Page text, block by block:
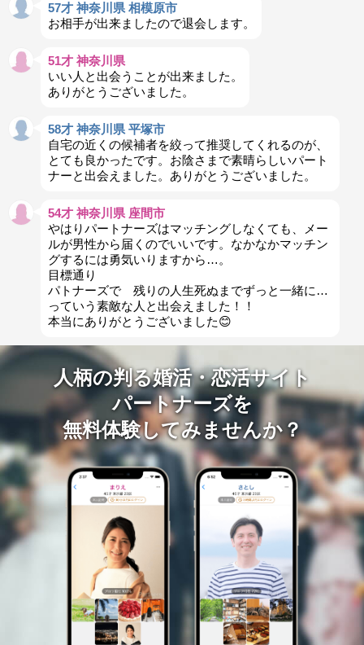
57才 神奈川県 相模原市
お相手が出来ましたので退会します。
51才 神奈川県
いい人と出会うことが出来ました。
ありがとうございました。
58才 神奈川県 平塚市
自宅の近くの候補者を絞って推奨してくれるのが、
とても良かったです。お陰さまで素晴らしいパート
ナーと出会えました。ありがとうございました。
54才 神奈川県 座間市
やはりパートナーズはマッチングしなくても、メー
ルが男性から届くのでいいです。なかなかマッチン
グするには勇気いりますから…。
目標通り
パトナーズで 残りの人生死ぬまでずっと一緒に…
っていう素敵な人と出会えました！！
本当にありがとうございました😊
人柄の判る婚活・恋活サイト
パートナーズを
無料体験してみませんか？